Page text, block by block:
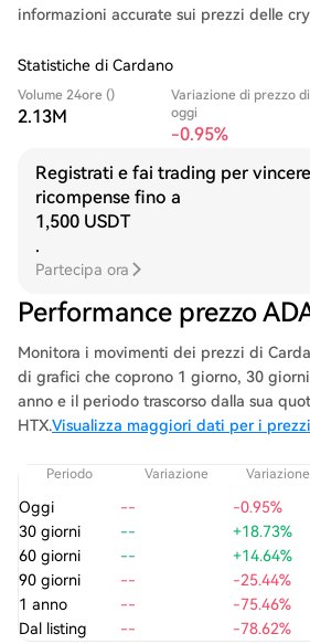
informazioni accurate sui prezzi delle
Statistiche di Cardano
Volume 24ore ()
2.13M
Variazione di prezzo di
oggi
-0.95%
Registrati e fai trading per vincere
ricompense fino a
1,500 USDT
.
Partecipa ora
Performance prezzo
Monitora i movimenti dei prezzi di
di grafici che coprono 1 giorno, 30
anno e il periodo trascorso dalla sua
HTX.Visualizza maggiori dati per i
Periodo Variazione
Oggi -- -0.95%
30 giorni
-- +18.73%
60 giorni
-- +14.64%
90 giorni
-- -25.44%
1 anno
-- -75.46%
Dal listing
-- -78.62%